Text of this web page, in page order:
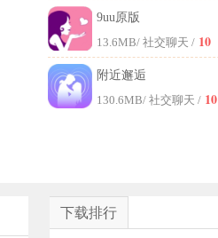
9uu原版
13.6MB/ 社交聊天 / 10
附近邂逅
130.6MB/ 社交聊天 / 10
下载排行